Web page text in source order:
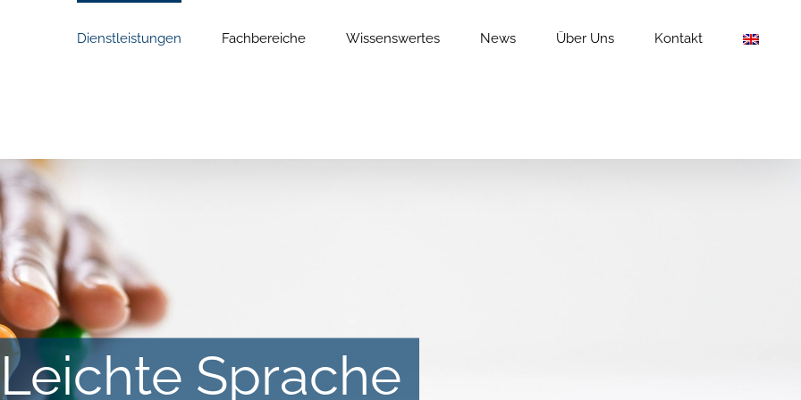
Dienstleistungen Fachbereiche Wissenswertes News Über Uns Kontakt
Leichte Sprache